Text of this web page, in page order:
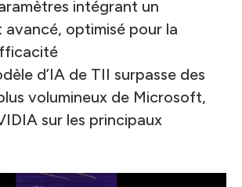
intégrant un
avancé, optimisé pour la
d’IA de TII surpasse des
volumineux de Microsoft,
sur les principaux